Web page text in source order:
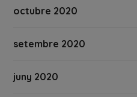
octubre 2020
setembre 2020
juny 2020